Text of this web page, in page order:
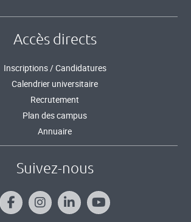
Accès directs
Inscriptions / Candidatures
Calendrier universitaire
Recrutement
Plan des campus
Annuaire
Suivez-nous